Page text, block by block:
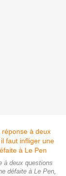
à deux questions
défaite à Le Pen,